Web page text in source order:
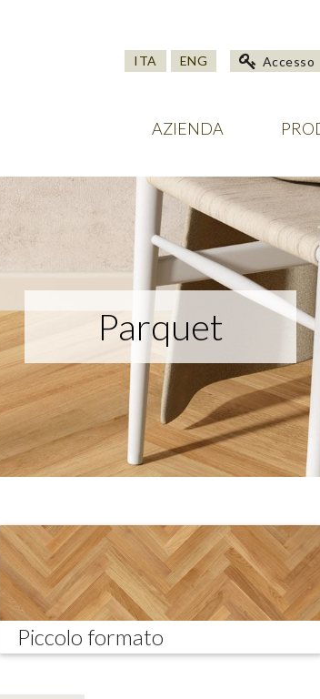
ITA ENG Accesso
AZIENDA
Parquet
Piccolo formato